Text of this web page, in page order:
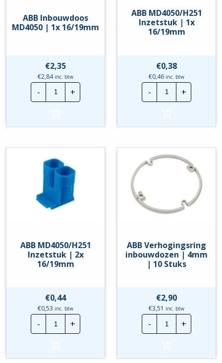
ABB Inbouwdoos
MD4050 | 1x 16/19mm
€2,35
€2,84inc. btw
-
ABB
Inbouwdoos
MD4050
16/19mm
+
ABB MD4050/H251
Inzetstuk | 1x
16/19mm
€0,38
€0,46 inc. btw
-
ABB
MD4050/H251
Inzetstuk
16/19mm
+
ABB MD4050/H251
Inzetstuk | 2x
16/19mm
€0,44
€0,53 inc. btw
-
ABB
MD4050/H251
Inzetstuk
16/19mm
+
ABB Verhogingsring
inbouwdozen | 4mm
| 10 Stuks
€2,90
€3,51 inc. btw
-
ABB
inbouwdozen
|
+